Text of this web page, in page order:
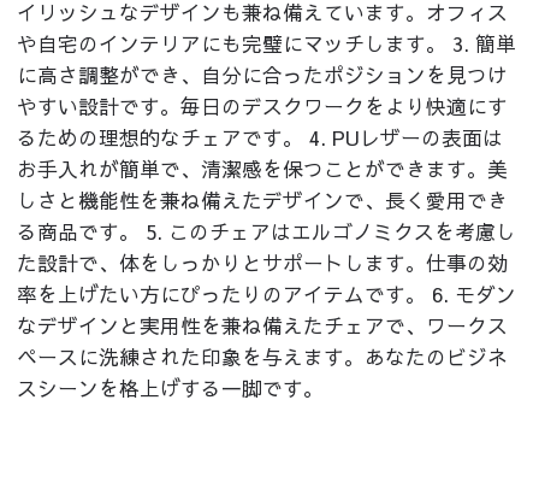
イリッシュなデザインも兼ね備えています。オフィス
や自宅のインテリアにも完璧にマッチします。 3. 簡単
に高さ調整ができ、自分に合ったポジションを見つけ
やすい設計です。毎日のデスクワークをより快適にす
るための理想的なチェアです。 4. PUレザーの表面は
お手入れが簡単で、清潔感を保つことができます。美
しさと機能性を兼ね備えたデザインで、長く愛用でき
る商品です。 5. このチェアはエルゴノミクスを考慮し
た設計で、体をしっかりとサポートします。仕事の効
率を上げたい方にぴったりのアイテムです。 6. モダン
なデザインと実用性を兼ね備えたチェアで、ワークス
ペースに洗練された印象を与えます。あなたのビジネ
スシーンを格上げする一脚です。